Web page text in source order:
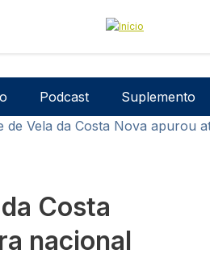
Podcast Suplemento
de Vela da Costa Nova apurou
Costa
nacional